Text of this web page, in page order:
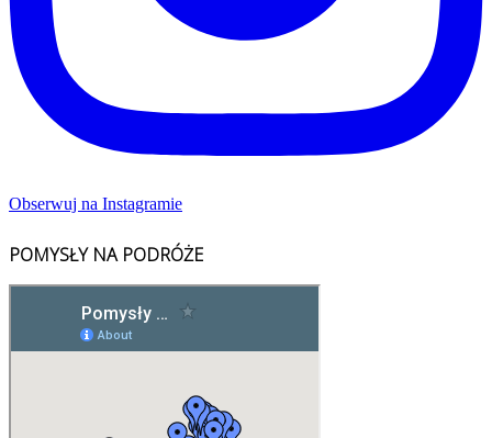
Obserwuj na Instagramie
POMYSŁY NA PODRÓŻE